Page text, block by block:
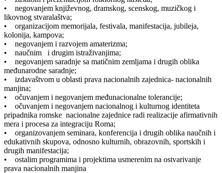
• negovanjem književnog, dramskog, scenskog, muzičkog i
likovnog stvaralaštva;
• organizacijom memorijala, festivala, manifestacija, jubileja,
kolonija, kampova;
• negovanjem i razvojem amaterizma;
• naučnim i drugim istraživanjima;
• negovanjem saradnje sa matičnim zemljama i drugih oblika
međunarodne saradnje;
• izdavaštvom u oblasti prava nacionalnih zajednica- nacionalnih
manjina;
• očuvanjem i negovanjem međunacionalne tolerancije;
• očuvanjem i negovanjem nacionalnog i kulturnog identiteta
pripadnika romske nacionalne zajednice radi realizacije afirmativnih
mera i procesa za integraciju Roma;
• organizovanjem seminara, konferencija i drugih oblika naučnih i
edukativnih skupova, odnosno kulturnih, obrazovnih, sportskih i
drugih manifestacija;
• ostalim programima i projektima usmerenim na ostvarivanje
prava nacionalnih manjina